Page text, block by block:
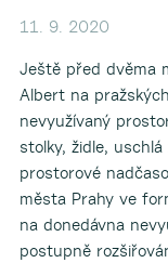
11. 9. 2020
Ještě před dvěma
Albert na
nevyužívaný
stolky, židle,
prostorové
města Prahy ve
na donedávna
postupně